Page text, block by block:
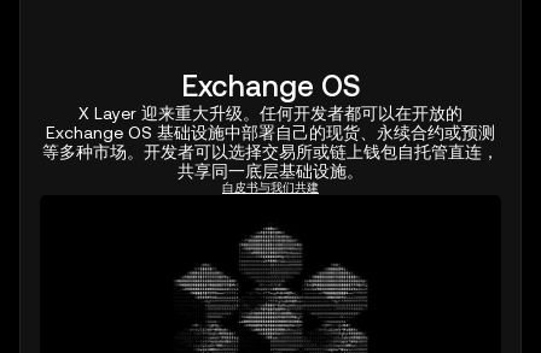
Exchange OS
X Layer 迎来重大升级。任何开发者都可以在开放的
Exchange OS 基础设施中部署自己的现货、永续合约或预测
等多种市场。开发者可以选择交易所或链上钱包自托管直连，
共享同一底层基础设施。
白皮书与我们共建